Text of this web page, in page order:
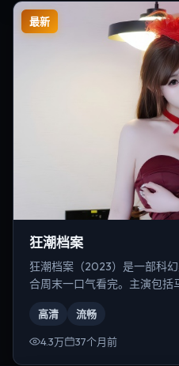
最新
狂潮档案
狂潮档案（2023）是一部科
合周末一口气看完。主演包括
高清 流畅
4.3万 37个月前